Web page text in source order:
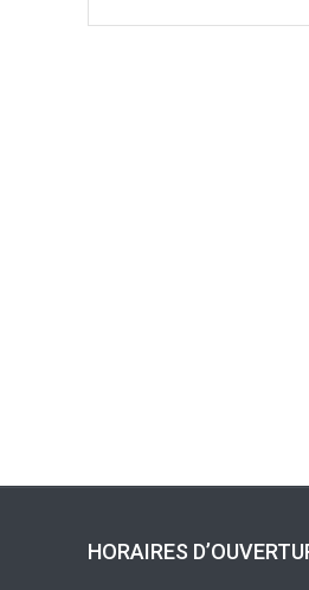
HORAIRES